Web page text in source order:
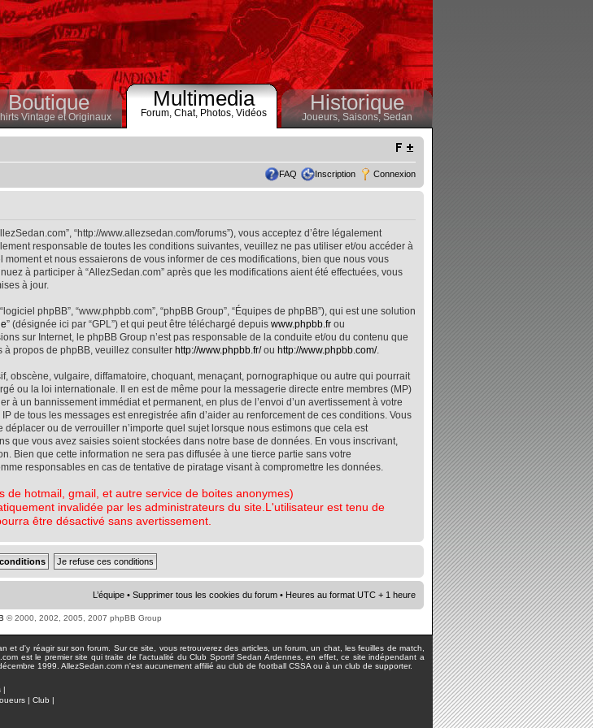
Boutique
Vintage et Originaux
Multimedia
Forum, Chat, Photos, Vidéos Historique
Joueurs, Saisons,Sedan
FAQ Inscription Connexion
“http://www.allezsedan.com/forums”), vous acceptez d’être légalement
responsable de toutes les conditions suivantes, veuillez ne pas utiliser et/ou accéder à
et nous essaierons de vous informer de ces modifications, bien que nous vous
à participer à “AllezSedan.com” après que les modifications aient été effectuées, vous
à jour.
phpBB”, “www.phpbb.com”, “phpBB Group”, “Équipes de phpBB”), qui est une solution
” (désignée ici par “GPL”) et qui peut être téléchargé depuis www.phpbb.fr ou
sur Internet, le phpBB Group n’est pas responsable de la conduite et/ou du contenu que
à propos de phpBB, veuillez consulter http://www.phpbb.fr/ou http://www.phpbb.com/.
obscène, vulgaire, diffamatoire, choquant, menaçant, pornographique ou autre qui pourrait
ou la loi internationale. Il en est de même pour la messagerie directe entre membres (MP)
un bannissement immédiat et permanent, en plus de l’envoi d’un avertissement à votre
de tous les messages est enregistrée afin d’aider au renforcement de ces conditions. Vous
déplacer ou de verrouiller n’importe quel sujet lorsque nous estimons que cela est
que vous avez saisies soient stockées dans notre base de données. En vous inscrivant,
Bien que cette information ne sera pas diffusée à une tierce partie sans votre
responsables en cas de tentative de piratage visant à compromettre les données.
de hotmail, gmail, et autre service de boites anonymes)
invalidée par les administrateurs du site.L'utilisateur est tenu de
être désactivé sans avertissement.
L’équipe • Supprimer tous les cookies du forum • Heures au format UTC + 1 heure
© 2000, 2002, 2005, 2007 phpBB Group
d'y réagir sur son forum. Sur ce site, vous retrouverez des articles, un forum, un chat, les feuilles de match,
est le premier site qui traite de l'actualité du Club Sportif Sedan Ardennes, en effet, ce site indépendant a
1999. AllezSedan.com n'est aucunement affilié au club de football CSSA ou à un club de supporter.
|
| Club |